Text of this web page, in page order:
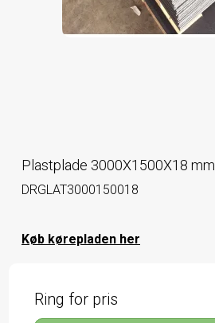
Plastplade 3000X1500X18 mm
DRGLAT3000150018
Køb kørepladen her
Ring for pris